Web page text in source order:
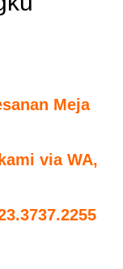
Meja
via WA,